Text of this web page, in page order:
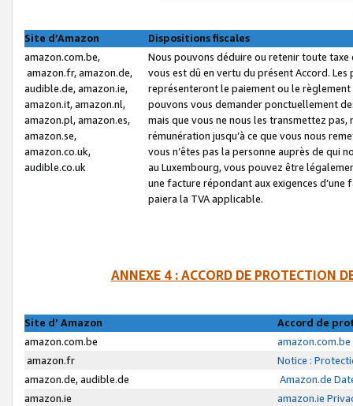
Site d’Amazon
Dispositions fiscales
amazon.com.be,
amazon.fr, amazon.de,
audible.de, amazon.ie,
amazon.it, amazon.nl,
amazon.pl, amazon.es,
amazon.se,
amazon.co.uk,
audible.co.uk
Nous pouvons déduire ou retenir toute
vous est dû en vertu du présent Accord.
représenteront le paiement ou le
pouvons vous demander ponctuellement
mais que vous ne nous les transmettez
rémunération jusqu’à ce que vous nous
vous n’êtes pas la personne auprès de qui
au Luxembourg, vous pouvez être
une facture répondant aux exigences
paiera la TVA applicable.
ANNEXE 4 : ACCORD DE PROTECTION
Site d’ Amazon
Accord de
amazon.com.be
amazon.fr
Notice :
amazon.de, audible.de
Amazon.de
amazon.ie
amazon.ie